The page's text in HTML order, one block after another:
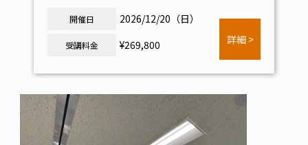
開催日 2026/12/20（日）
受講料金 ¥269,800 詳細 >